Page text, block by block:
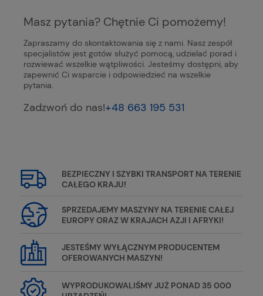
Masz pytania? Chętnie Ci pomożemy!
Zapraszamy do skontaktowania się z nami. Nasz zespół
specjalistów jest gotów służyć pomocą, udzielać porad i
rozwiewać wszelkie wątpliwości. Jesteśmy dostępni, aby
zapewnić Ci wsparcie i odpowiedzieć na wszelkie
pytania.
Zadzwoń do nas!+48 663 195 531
BEZPIECZNY I SZYBKI TRANSPORT NA TERENIE
CAŁEGO KRAJU!
SPRZEDAJEMY MASZYNY NA TERENIE CAŁEJ
EUROPY ORAZ W KRAJACH AZJI I AFRYKI!
JESTEŚMY WYŁĄCZNYM PRODUCENTEM
OFEROWANYCH MASZYN!
WYPRODUKOWALIŚMY JUŻ PONAD 35 000